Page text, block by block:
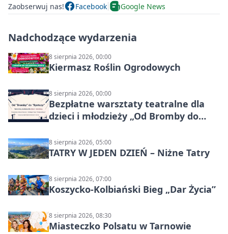
Zaobserwuj nas! Facebook Google News
Nadchodzące wydarzenia
8 sierpnia 2026, 00:00
Kiermasz Roślin Ogrodowych
8 sierpnia 2026, 00:00
Bezpłatne warsztaty teatralne dla
dzieci i młodzieży „Od Bromby do
8 sierpnia 2026, 05:00
TATRY W JEDEN DZIEŃ – Niżne Tatry
8 sierpnia 2026, 07:00
Koszycko-Kolbiański Bieg „Dar Życia”
8 sierpnia 2026, 08:30
Miasteczko Polsatu w Tarnowie